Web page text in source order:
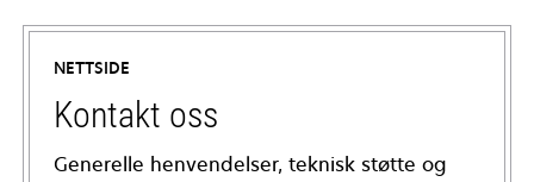
NETTSIDE
Kontakt oss
Generelle henvendelser, teknisk støtte og